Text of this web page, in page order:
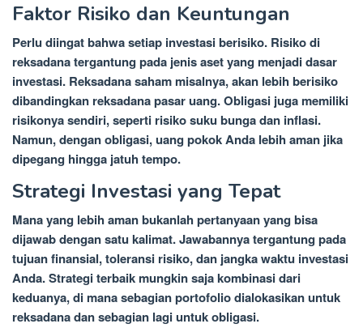
Faktor Risiko dan Keuntungan
Perlu diingat bahwa setiap investasi berisiko. Risiko di
reksadana tergantung pada jenis aset yang menjadi dasar
investasi. Reksadana saham misalnya, akan lebih berisiko
dibandingkan reksadana pasar uang. Obligasi juga memiliki
risikonya sendiri, seperti risiko suku bunga dan inflasi.
Namun, dengan obligasi, uang pokok Anda lebih aman jika
dipegang hingga jatuh tempo.
Strategi Investasi yang Tepat
Mana yang lebih aman bukanlah pertanyaan yang bisa
dijawab dengan satu kalimat. Jawabannya tergantung pada
tujuan finansial, toleransi risiko, dan jangka waktu investasi
Anda. Strategi terbaik mungkin saja kombinasi dari
keduanya, di mana sebagian portofolio dialokasikan untuk
reksadana dan sebagian lagi untuk obligasi.